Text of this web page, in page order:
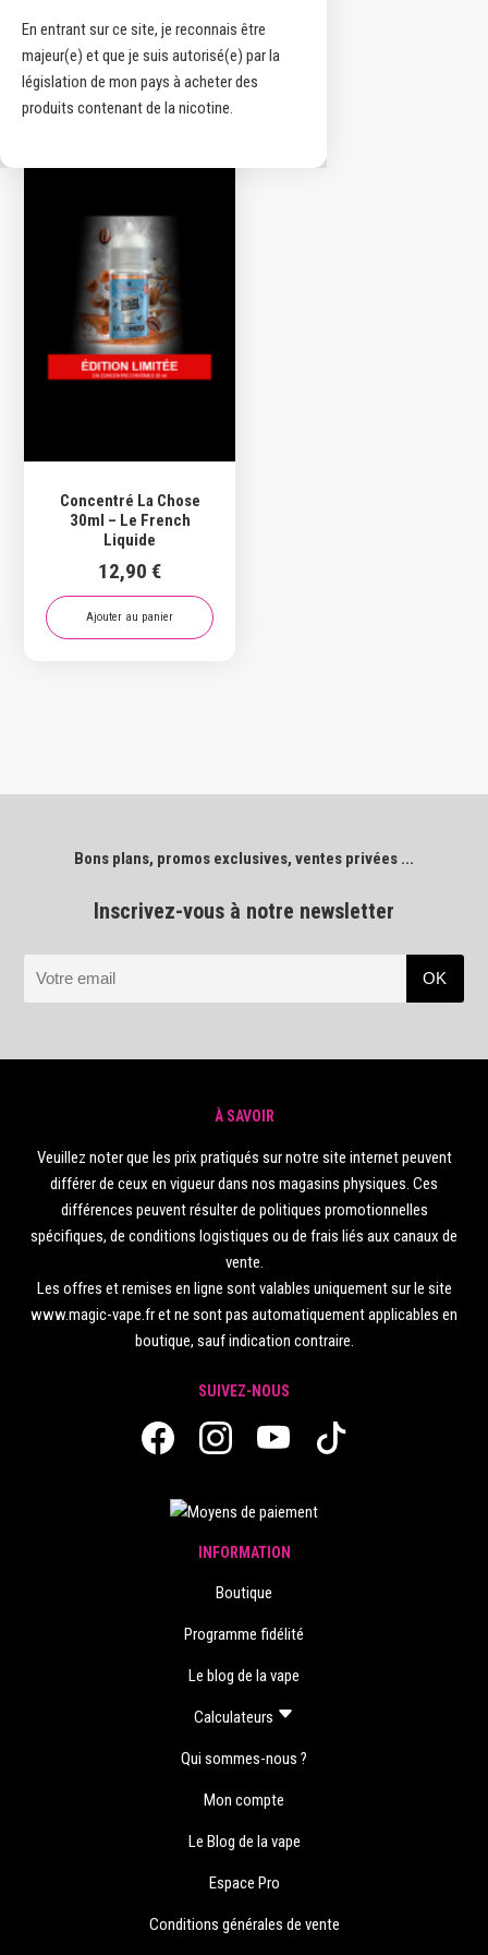
En entrant sur ce site, je reconnais être
majeur(e) et que je suis autorisé(e) par la
législation de mon pays à acheter des
produits contenant de la nicotine.
Voici le seul résultat
Concentré La Chose
30ml – Le French
Liquide
12,90€
Ajouter au panier
Bons plans, promos exclusives, ventes privées ...
Inscrivez-vous à notre newsletter
À SAVOIR
Veuillez noter que les prix pratiqués sur notre site internet peuvent
différer de ceux en vigueur dans nos magasins physiques. Ces
différences peuvent résulter de politiques promotionnelles
spécifiques, de conditions logistiques ou de frais liés aux canaux de
vente.
Les offres et remises en ligne sont valables uniquement sur le site
www.magic-vape.fr et ne sont pas automatiquement applicables en
boutique, sauf indication contraire.
SUIVEZ-NOUS
INFORMATION
Boutique
Programme fidélité
Le blog de la vape
Calculateurs
Qui sommes-nous ?
Mon compte
Le Blog de la vape
Espace Pro
Conditions générales de vente